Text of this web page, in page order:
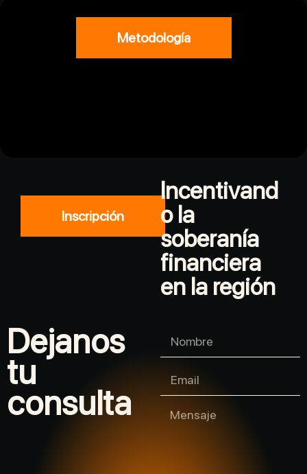
Metodología
Inscripción
Incentivand
o la
soberanía
financiera
en la región
Dejanos
tu
consulta